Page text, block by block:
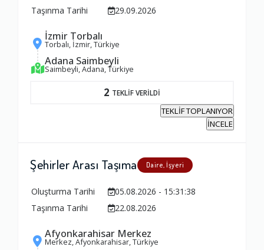
Taşınma Tarihi
29.09.2026
İzmir Torbalı
Torbalı, İzmir, Türkiye
Adana Saimbeyli
Saimbeyli, Adana, Türkiye
2 TEKLİF VERİLDİ
TEKLİF TOPLANIYOR
İNCELE
Şehirler Arası Taşıma Daire, İşyeri
Oluşturma Tarihi
05.08.2026 - 15:31:38
Taşınma Tarihi
22.08.2026
Afyonkarahisar Merkez
Merkez, Afyonkarahisar, Türkiye
Firma Çalışanları
Fiyatlandırma Dengesi